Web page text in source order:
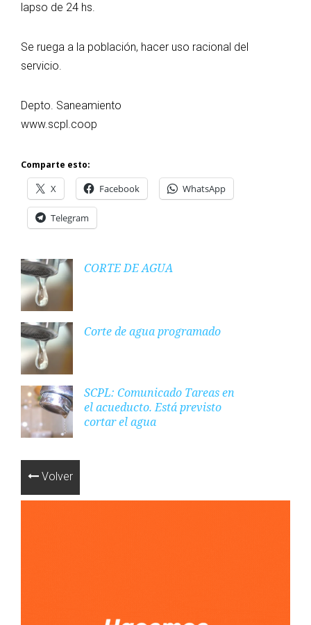
lapso de 24 hs.
Se ruega a la población, hacer uso racional del
servicio.
Depto. Saneamiento
www.scpl.coop
Comparte esto:
X Facebook WhatsApp
Telegram
CORTE DE AGUA
Corte de agua programado
SCPL: Comunicado Tareas en
el acueducto. Está previsto
cortar el agua
Volver